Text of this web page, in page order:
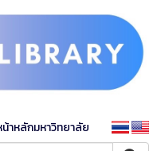
น้าหลักมหาวิทยาลัย